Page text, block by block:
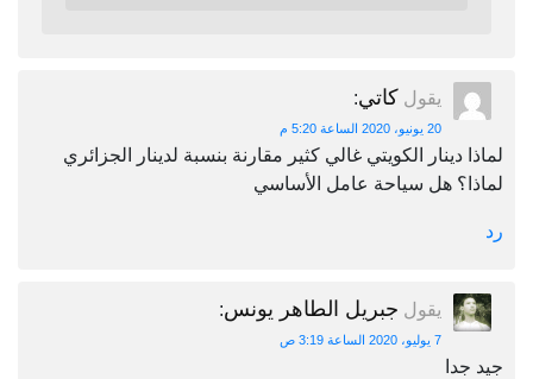
يقول كاتي:
20 يونيو، 2020 الساعة 5:20 م
لماذا دينار الكويتي غالي كثير مقارنة بنسبة لدينار الجزائري
لماذا؟ هل سياحة عامل الأساسي
رد
يقول جبريل الطاهر يونس:
7 يوليو، 2020 الساعة 3:19 ص
جيد جدا